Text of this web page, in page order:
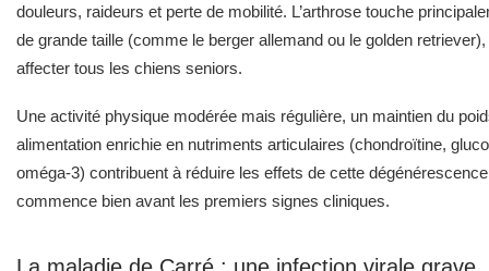
douleurs, raideurs et perte de mobilité. L’arthrose touche
de grande taille (comme le berger allemand ou le golden
affecter tous les chiens seniors.
Une activité physique modérée mais régulière, un maintien du
alimentation enrichie en nutriments articulaires (chondroïtine,
oméga-3) contribuent à réduire les effets de cette
commence bien avant les premiers signes cliniques.